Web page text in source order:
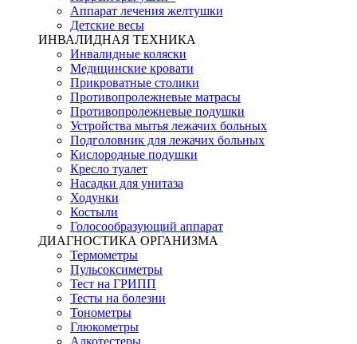
Аппарат лечения желтушки
Детские весы
ИНВАЛИДНАЯ ТЕХНИКА
Инвалидные коляски
Медицинские кровати
Прикроватные столики
Противопролежневые матрасы
Противопролежневые подушки
Устройства мытья лежачих больных
Подголовник для лежачих больных
Кислородные подушки
Кресло туалет
Насадки для унитаза
Ходунки
Костыли
Голосообразующий аппарат
ДИАГНОСТИКА ОРГАНИЗМА
Термометры
Пульсоксиметры
Тест на ГРИПП
Тесты на болезни
Тонометры
Глюкометры
Алкотестеры